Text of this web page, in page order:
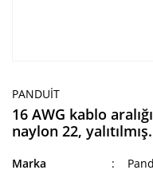
PANDUIT
16 AWG kablo
naylon 22, yalıtılmış.
Marka